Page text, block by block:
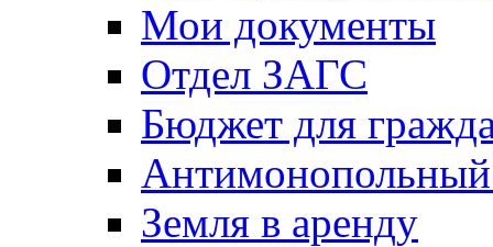
Мои документы
Отдел ЗАГС
Бюджет для
Антимонопольный
Земля в аренду